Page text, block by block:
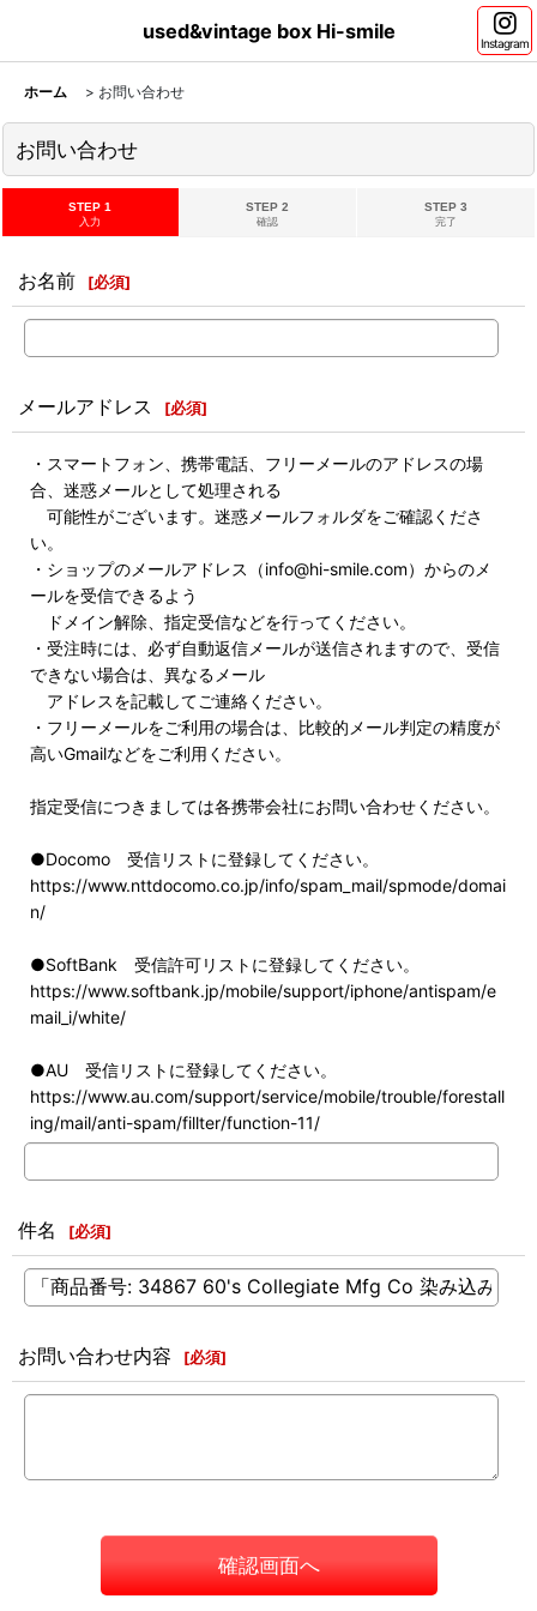
used&vintage box Hi-smile
Instagram
ホーム > お問い合わせ
お問い合わせ
STEP 1
入力
STEP 2
確認
STEP 3
完了
お名前 [必須]
メールアドレス [必須]
・スマートフォン、携帯電話、フリーメールのアドレスの場
合、迷惑メールとして処理される
可能性がございます。迷惑メールフォルダをご確認くださ
い。
・ショップのメールアドレス（info@hi-smile.com）からのメ
ールを受信できるよう
ドメイン解除、指定受信などを行ってください。
・受注時には、必ず自動返信メールが送信されますので、受信
できない場合は、異なるメール
アドレスを記載してご連絡ください。
・フリーメールをご利用の場合は、比較的メール判定の精度が
高いGmailなどをご利用ください。
指定受信につきましては各携帯会社にお問い合わせください。
●Docomo 受信リストに登録してください。
https://www.nttdocomo.co.jp/info/spam_mail/spmode/domai
n/
●SoftBank 受信許可リストに登録してください。
https://www.softbank.jp/mobile/support/iphone/antispam/e
mail_i/white/
●AU 受信リストに登録してください。
https://www.au.com/support/service/mobile/trouble/forestall
ing/mail/anti-spam/fillter/function-11/
件名 [必須]
お問い合わせ内容 [必須]
確認画面へ